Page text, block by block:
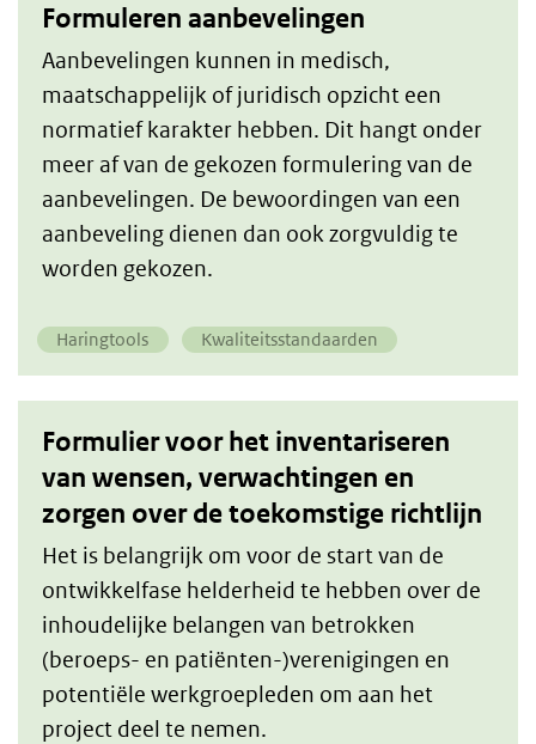
Formuleren aanbevelingen
Aanbevelingen kunnen in medisch,
maatschappelijk of juridisch opzicht een
normatief karakter hebben. Dit hangt onder
meer af van de gekozen formulering van de
aanbevelingen. De bewoordingen van een
aanbeveling dienen dan ook zorgvuldig te
worden gekozen.
Haringtools Kwaliteitsstandaarden
Formulier voor het inventariseren
van wensen, verwachtingen en
zorgen over de toekomstige richtlijn
Het is belangrijk om voor de start van de
ontwikkelfase helderheid te hebben over de
inhoudelijke belangen van betrokken
(beroeps- en patiënten-)verenigingen en
potentiële werkgroepleden om aan het
project deel te nemen.